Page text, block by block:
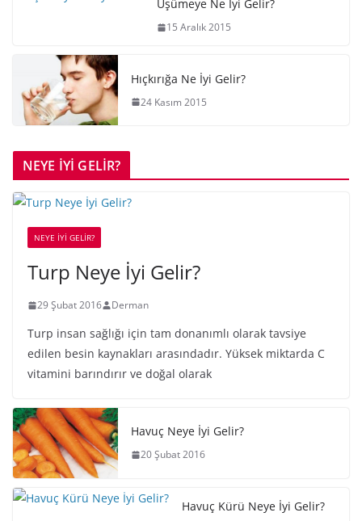
Üşümeye Ne İyi Gelir?
15 Aralık 2015
Hıçkırığa Ne İyi Gelir?
24 Kasım 2015
NEYE İYİ GELİR?
NEYE İYİ GELİR?
Turp Neye İyi Gelir?
29 Şubat 2016 Derman
Turp insan sağlığı için tam donanımlı olarak tavsiye
edilen besin kaynakları arasındadır. Yüksek miktarda C
vitamini barındırır ve doğal olarak
Havuç Neye İyi Gelir?
20 Şubat 2016
Havuç Kürü Neye İyi Gelir?